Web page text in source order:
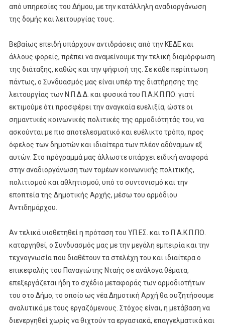
από υπηρεσίες του Δήμου, με την κατάλληλη αναδιοργάνωση
της δομής και λειτουργίας τους.
Βεβαίως επειδή υπάρχουν αντιδράσεις από την ΚΕΔΕ και
άλλους φορείς, πρέπει να αναμείνουμε την τελική διαμόρφωση
της διάταξης, καθώς και την ψήφισή της. Σε κάθε περίπτωση
πάντως, ο Συνδυασμός μας είναι υπέρ της διατήρησης της
λειτουργίας των Ν.Π.Δ.Δ. και φυσικά του Π.Α.Κ.Π.ΠΟ. γιατί
εκτιμούμε ότι προσφέρει την αναγκαία ευελιξία, ώστε οι
σημαντικές κοινωνικές πολιτικές της αρμοδιότητάς του, να
ασκούνται με πιο αποτελεσματικό και ευέλικτο τρόπο, προς
όφελος των δημοτών και ιδιαίτερα των πλέον αδύναμων εξ
αυτών. Στο πρόγραμμά μας άλλωστε υπάρχει ειδική αναφορά
στην αναδιοργάνωση των τομέων κοινωνικής πολιτικής,
πολιτισμού και αθλητισμού, υπό το συντονισμό και την
εποπτεία της Δημοτικής Αρχής, μέσω του αρμόδιου
Αντιδημάρχου.
Αν τελικά υιοθετηθεί η πρόταση του ΥΠ.ΕΣ. και το Π.Α.Κ.Π.ΠΟ.
καταργηθεί, ο Συνδυασμός μας με την μεγάλη εμπειρία και την
τεχνογνωσία που διαθέτουν τα στελέχη του και ιδιαίτερα ο
επικεφαλής του Παναγιώτης Νταής σε ανάλογα θέματα,
επεξεργάζεται ήδη το σχέδιο μεταφοράς των αρμοδιοτήτων
του στο Δήμο, το οποίο ως νέα Δημοτική Αρχή θα συζητήσουμε
αναλυτικά με τους εργαζόμενους. Στόχος είναι, η μετάβαση να
διενεργηθεί χωρίς να θιχτούν τα εργασιακά, επαγγελματικά και